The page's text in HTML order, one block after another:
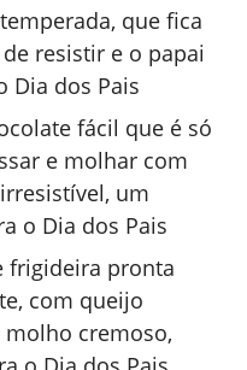
que fica
resistir e o papai
Dia dos Pais
fácil que é só
e molhar com
um
o Dia dos Pais
frigideira pronta
com queijo
cremoso,